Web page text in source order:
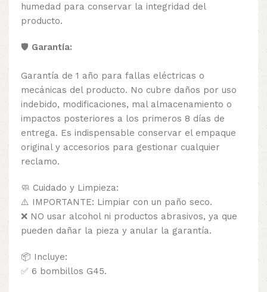
humedad para conservar la integridad del
producto.
🛡️ Garantía:
Garantía de 1 año para fallas eléctricas o
mecánicas del producto. No cubre daños por uso
indebido, modificaciones, mal almacenamiento o
impactos posteriores a los primeros 8 días de
entrega. Es indispensable conservar el empaque
original y accesorios para gestionar cualquier
reclamo.
🧼 Cuidado y Limpieza:
⚠️ IMPORTANTE: Limpiar con un paño seco.
❌ NO usar alcohol ni productos abrasivos, ya que
pueden dañar la pieza y anular la garantía.
📦 Incluye:
✅ 6 bombillos G45.